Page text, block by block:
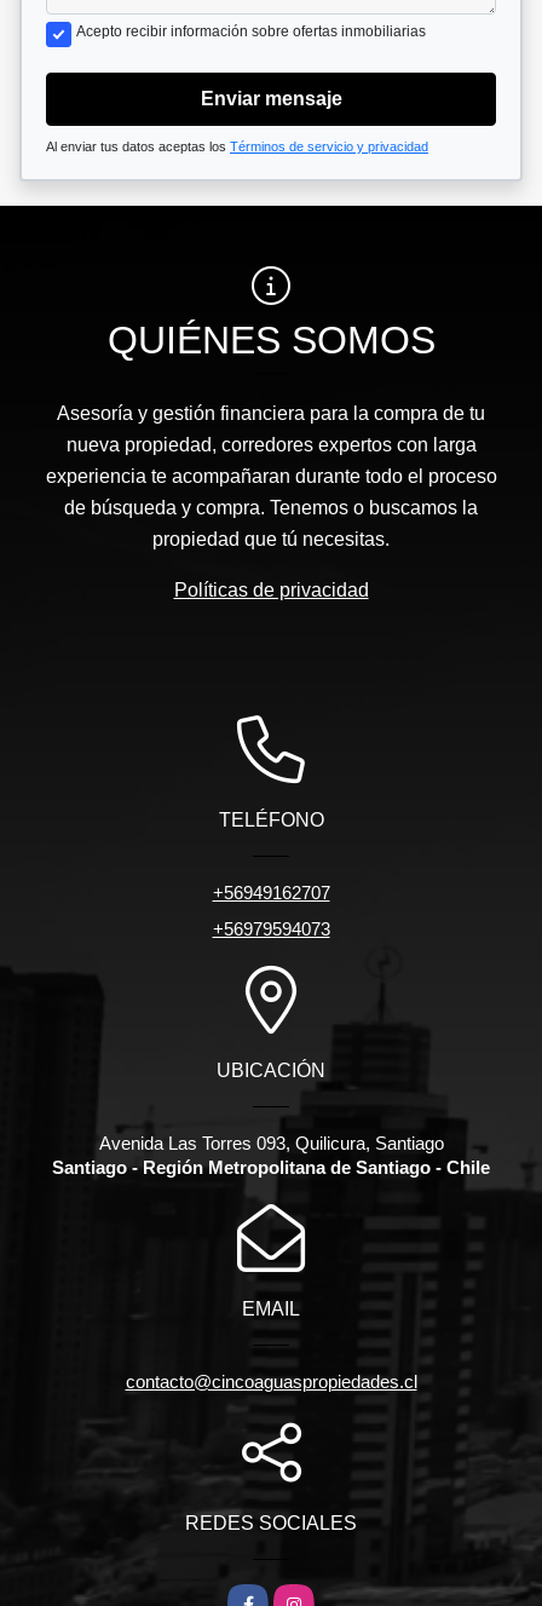
Acepto recibir información sobre ofertas inmobiliarias
Enviar mensaje
Al enviar tus datos aceptas los Términos de servicio y privacidad
QUIÉNES SOMOS
Asesoría y gestión financiera para la compra de tu
nueva propiedad, corredores expertos con larga
experiencia te acompañaran durante todo el proceso
de búsqueda y compra. Tenemos o buscamos la
propiedad que tú necesitas.
Políticas de privacidad
TELÉFONO
+56949162707
+56979594073
UBICACIÓN
Avenida Las Torres 093, Quilicura, Santiago
Santiago - Región Metropolitana de Santiago - Chile
EMAIL
contacto@cincoaguaspropiedades.cl
REDES SOCIALES
FacebookInstagram